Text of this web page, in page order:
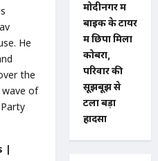
He
the
wave of
|
मोदीनगर में
बाइक के टायर
में छिपा मिला
कोबरा,
परिवार की
सूझबूझ से
टला बड़ा
हादसा